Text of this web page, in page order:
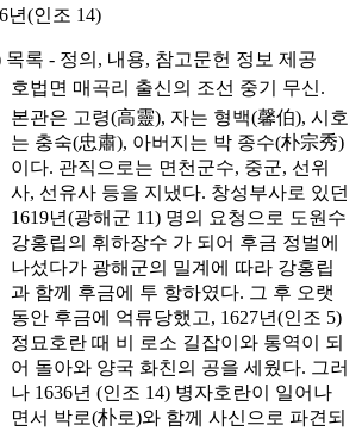
년(인조 14)
록 - 정의, 내용, 참고문헌 정보 제공
호법면 매곡리 출신의 조선 중기 무신.
본관은 고령(高靈), 자는 형백(馨伯), 시호
는 충숙(忠肅), 아버지는 박 종수(朴宗秀)
이다. 관직으로는 면천군수, 중군, 선위
사, 선유사 등을 지냈다. 창성부사로 있던
1619년(광해군 11) 명의 요청으로 도원수
강홍립의 휘하장수 가 되어 후금 정벌에
나섰다가 광해군의 밀계에 따라 강홍립
과 함께 후금에 투 항하였다. 그 후 오랫
동안 후금에 억류당했고, 1627년(인조 5)
정묘호란 때 비 로소 길잡이와 통역이 되
어 돌아와 양국 화친의 공을 세웠다. 그러
나 1636년 (인조 14) 병자호란이 일어나
면서 박로(朴로)와 함께 사신으로 파견되